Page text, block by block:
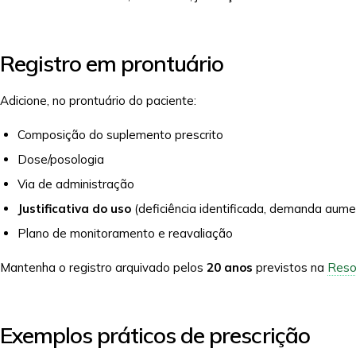
Registro em prontuário
Adicione, no prontuário do paciente:
Composição do suplemento prescrito
Dose/posologia
Via de administração
Justificativa do uso (deficiência identificada, demanda
Plano de monitoramento e reavaliação
Mantenha o registro arquivado pelos 20 anos previstos na
Exemplos práticos de prescrição